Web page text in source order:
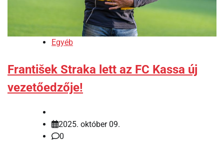
Egyéb
František Straka lett az FC Kassa új
vezetőedzője!
2025. október 09.
0